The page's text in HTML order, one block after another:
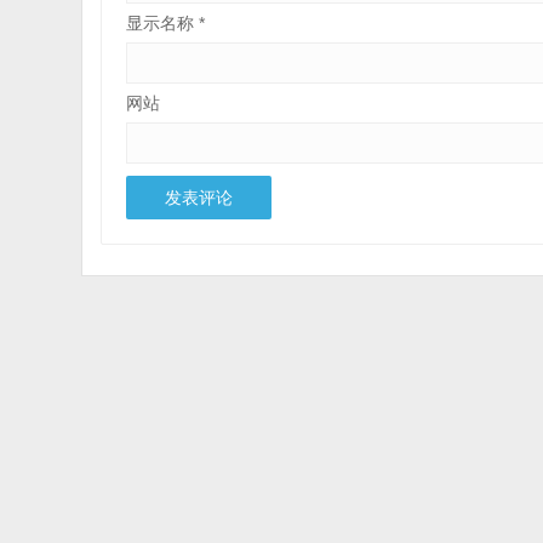
显示名称*
网站